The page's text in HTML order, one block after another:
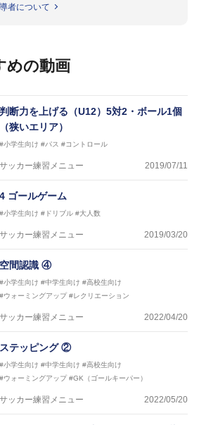
カー協会公認B級養成講習会インストラクタ
キッズリーダーチーフインストラクター
】
U23選抜監督、ミャンマー女子フットサル代
ッカー協会フットサルインストラクター、AFC
サッカー連盟）フットサルインストラクター
A級コーチジェネラルライセンス・JFA公認フ
B級コーチライセンス
久
】
カー協会公認B級ライセンス・日本サッカー
フットサルB級ライセンス
チボンフィンサッカースクール所属
者について
めの動画
判断力を上げる（U12）5対2・ボール1個
（狭いエリア）
#小学生向け #パス #コントロール
サッカー練習メニュー 2019/07/11
4 ゴールゲーム
#小学生向け #ドリブル #大人数
サッカー練習メニュー 2019/03/20
空間認識 ④
#小学生向け #中学生向け #高校生向け
#ウォーミングアップ #レクリエーション
サッカー練習メニュー 2022/04/20
ステッピング ②
#小学生向け #中学生向け #高校生向け
#ウォーミングアップ #GK（ゴールキーパー）
サッカー練習メニュー 2022/05/20